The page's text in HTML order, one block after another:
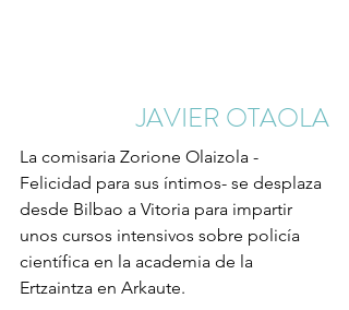
JAVIER OTAOLA
La comisaria Zorione Olaizola -
Felicidad para sus íntimos- se desplaza
desde Bilbao a Vitoria para impartir
unos cursos intensivos sobre policía
científica en la academia de la
Ertzaintza en Arkaute.